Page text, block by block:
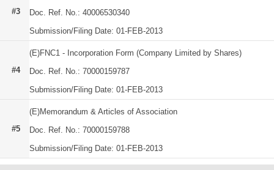
#3
Doc. Ref. No.: 40006530340
Submission/Filing Date: 01-FEB-2013
#4
(E)FNC1 - Incorporation Form (Company Limited by Shares)
Doc. Ref. No.: 70000159787
Submission/Filing Date: 01-FEB-2013
#5
(E)Memorandum & Articles of Association
Doc. Ref. No.: 70000159788
Submission/Filing Date: 01-FEB-2013